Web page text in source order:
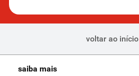
voltar ao início
saiba mais